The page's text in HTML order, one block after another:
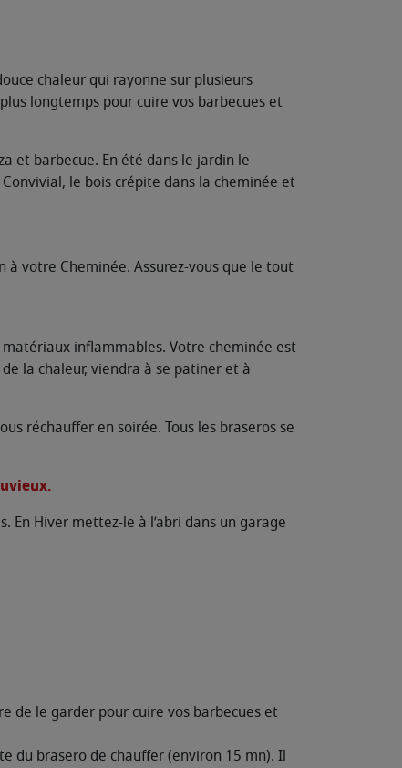
chaleur qui rayonne sur plusieurs
longtemps pour cuire vos barbecues et
et barbecue. En été dans le jardin le
le bois crépite dans la cheminée et
votre Cheminée. Assurez-vous que le tout
inflammables. Votre cheminée est
la chaleur, viendra à se patiner et à
réchauffer en soirée. Tous les braseros se
En Hiver mettez-le à l’abri dans un garage
de le garder pour cuire vos barbecues et
du brasero de chauffer (environ 15 mn). Il